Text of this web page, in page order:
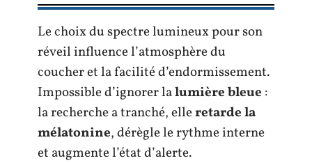
Le choix du spectre lumineux pour son
réveil influence l’atmosphère du
coucher et la facilité d’endormissement.
Impossible d’ignorer lalumière bleue :
la recherche a tranché, elleretarde la
mélatonine, dérègle le rythme interne
et augmente l’état d’alerte.